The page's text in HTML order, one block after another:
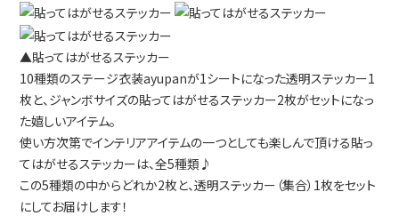
▲貼ってはがせるステッカー
10種類のステージ衣装ayupanが1シートになった透明ステッカー1
枚と、ジャンボサイズの貼ってはがせるステッカー2枚がセットになっ
た嬉しいアイテム。
使い方次第でインテリアアイテムの一つとしても楽しんで頂ける貼っ
てはがせるステッカーは、全5種類♪
この5種類の中からどれか2枚と、透明ステッカー（集合）1枚をセット
にしてお届けします！